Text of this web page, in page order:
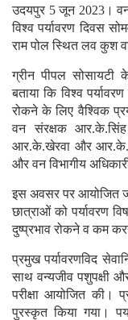
उदयपुर 5 जून 2023। वन
विश्व पर्यावरण दिवस
राम पोल स्थित लव कुश
ग्रीन पीपल सोसायटी
बताया कि विश्व
रोकने के लिए वैश्विक
वन संरक्षक आर.के.सिंह
आर.के.खेरवा और
और वन विभागीय
इस अवसर पर आयोजित
छात्राओं को पर्यावरण
दुष्प्रभाव रोकने व कम
प्रमुख पर्यावरणविद
साथ वन्यजीव पशुपक्षी
परीक्षा आयोजित की।
पुरस्कृत किया गया।